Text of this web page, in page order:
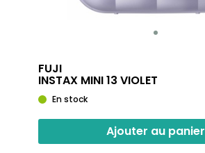
FUJI
INSTAX MINI 13 VIOLET
En stock
Ajouter au panier